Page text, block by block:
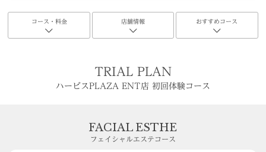
コース・料金 店舗情報 おすすめコース
TRIAL PLAN
ハービスPLAZA ENT店 初回体験コース
FACIAL ESTHE
フェイシャルエステコース